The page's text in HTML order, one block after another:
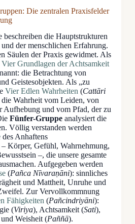
Die zentralen Praxisfelder
beschreiben die Hauptstrukturen
der menschlichen Erfahrung.
Säulen der Praxis gewidmet. Als
Vier Grundlagen der Achtsamkeit
die Betrachtung von
Geistesobjekten. Als „zu
Vier Edlen Wahrheiten (Cattāri
Wahrheit vom Leiden, von
Aufhebung und vom Pfad, der zu
Fünfer-Gruppe analysiert die
Völlig verstanden werden
des Anhaftens
– Körper, Gefühl, Wahrnehmung,
–, die unsere gesamte
Aufgegeben werden
(Pañca Nīvaraṇāni): sinnliches
und Mattheit, Unruhe und
Zur Vervollkommnung
Fähigkeiten (Pañcindriyāni):
(Viriya), Achtsamkeit (Sati),
Weisheit (Paññā).